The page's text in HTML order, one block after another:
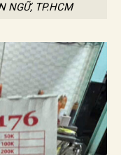
NGỮ, TP.HCM